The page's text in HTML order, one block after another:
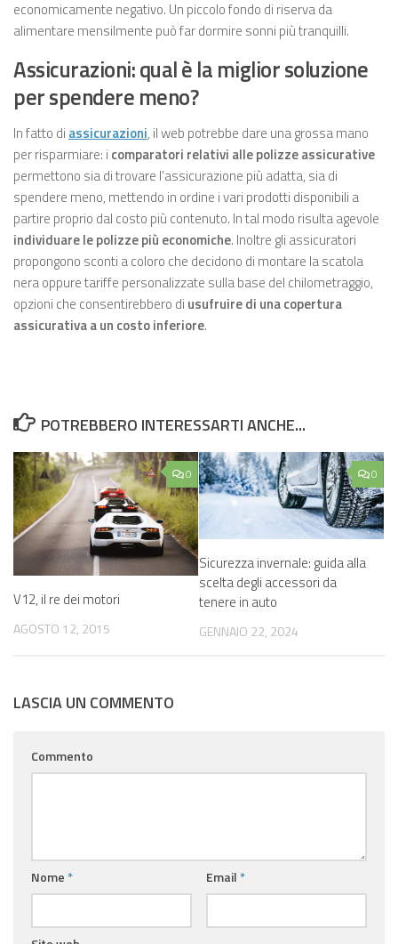
economicamente negativo. Un piccolo fondo di riserva da
alimentare mensilmente può far dormire sonni più tranquilli.
Assicurazioni: qual è la miglior soluzione
per spendere meno?
In fatto di assicurazioni, il web potrebbe dare una grossa mano
per risparmiare: i comparatori relativi alle polizze assicurative
permettono sia di trovare l’assicurazione più adatta, sia di
spendere meno, mettendo in ordine i vari prodotti disponibili a
partire proprio dal costo più contenuto. In tal modo risulta agevole
individuare le polizze più economiche. Inoltre gli assicuratori
propongono sconti a coloro che decidono di montare la scatola
nera oppure tariffe personalizzate sulla base del chilometraggio,
opzioni che consentirebbero di usufruire di una copertura
assicurativa a un costo inferiore.
POTREBBERO INTERESSARTI ANCHE...
0
V12, il re dei motori
AGOSTO 12, 2015
0
Sicurezza invernale: guida alla
scelta degli accessori da
tenere in auto
GENNAIO 22, 2024
LASCIA UN COMMENTO
Commento
Nome * Email *